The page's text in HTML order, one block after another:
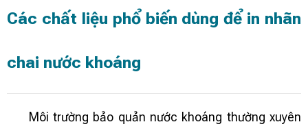
Các chất liệu phổ biến dùng để in nhãn
chai nước khoáng
Môi trường bảo quản nước khoáng thường xuyên